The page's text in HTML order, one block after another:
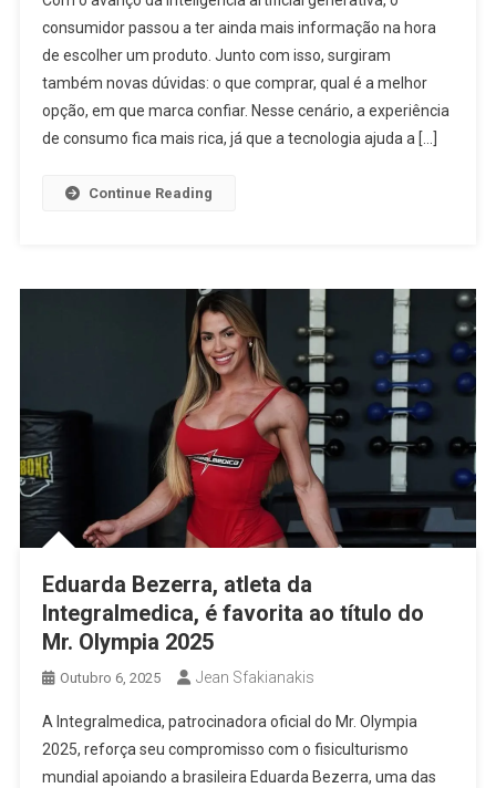
Quais
São
As
Marcas
De
Whey
No
Quê
consumidor passou a ter ainda mais informação na hora
de escolher um produto. Junto com isso, surgiram
também novas dúvidas: o que comprar, qual é a melhor
opção, em que marca confiar. Nesse cenário, a experiência
de consumo fica mais rica, já que a tecnologia ajuda a […]
Continue Reading
Eduarda Bezerra, atleta da
Integralmedica, é favorita ao título do
Mr. Olympia 2025
Outubro 6, 2025 Jean Sfakianakis
A Integralmedica, patrocinadora oficial do Mr. Olympia
2025, reforça seu compromisso com o fisiculturismo
mundial apoiando a brasileira Eduarda Bezerra, uma das